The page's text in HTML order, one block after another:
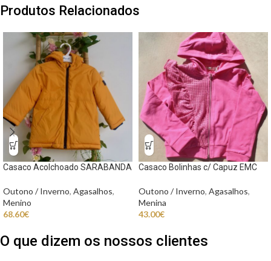
Produtos Relacionados
Casaco Acolchoado SARABANDA
Outono / Inverno, Agasalhos,
Menino
68.60€
Casaco Bolinhas c/ Capuz EMC
Outono / Inverno, Agasalhos,
Menina
43.00€
O que dizem os nossos clientes